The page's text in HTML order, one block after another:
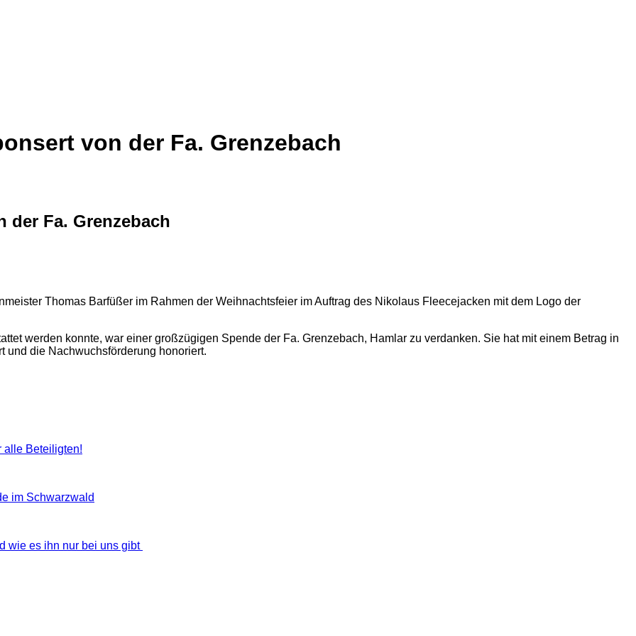
von der Fa. Grenzebach
der Fa. Grenzebach
Thomas Barfüßer im Rahmen der Weihnachtsfeier im Auftrag des Nikolaus Fleecejacken mit dem Logo der
werden konnte, war einer großzügigen Spende der Fa. Grenzebach, Hamlar zu verdanken. Sie hat mit einem Betrag in
und die Nachwuchsförderung honoriert.
alle Beteiligten!
im Schwarzwald
wie es ihn nur bei uns gibt